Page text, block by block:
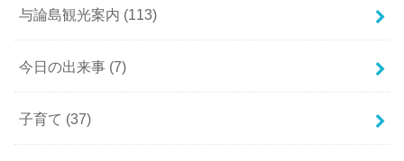
与論島観光案内 (113)
今日の出来事 (7)
子育て (37)